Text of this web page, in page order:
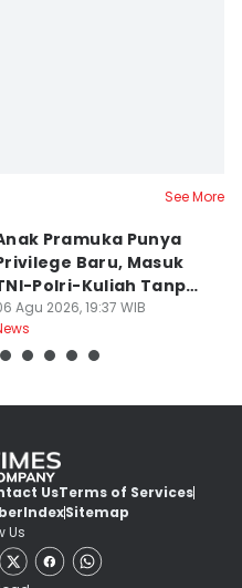
See More
Pramuka Punya
Baru, Masuk
Polri-Kuliah Tanpa
Agu 2026, 19:37 WIB
UsTerms of Services
IndexSitemap
Us